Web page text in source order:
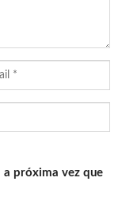
a próxima vez que